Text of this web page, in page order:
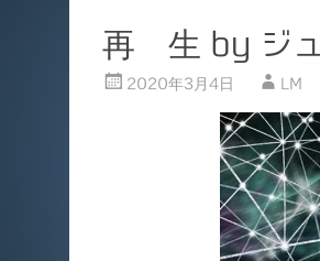
再 生 by ジュ
2020年3月4日 LM